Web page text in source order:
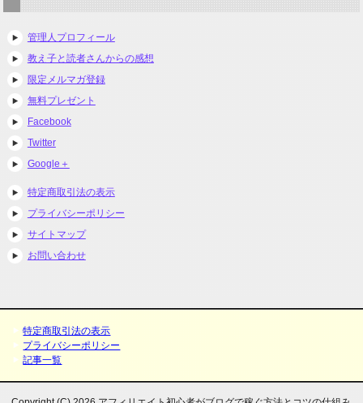
管理人プロフィール
教え子と読者さんからの感想
限定メルマガ登録
無料プレゼント
Facebook
Twitter
Google＋
特定商取引法の表示
プライバシーポリシー
サイトマップ
お問い合わせ
特定商取引法の表示
プライバシーポリシー
記事一覧